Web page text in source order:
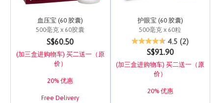
血压宝 (60 胶囊)
500毫克 x 60胶囊
5 out of 5 Customer Rating
S$60.50
(加三盒进购物车) 买二送一（原
价）
20% 优惠
Free Delivery
护眼宝 (60 胶囊)
500毫克 x 60粒
3.1 out of 5 Customer
4.5 (2)
S$91.90
(加三盒进购物车) 买二送一（原
价）
20% 优惠